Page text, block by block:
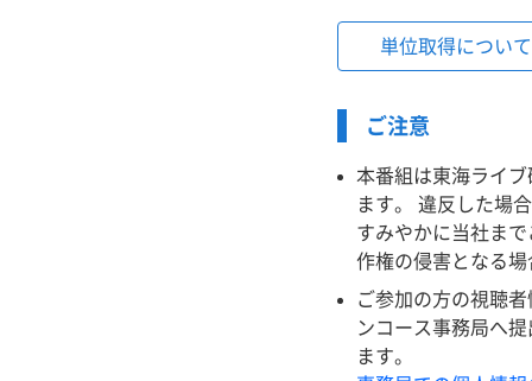
単位取得につい
ご注意
本番組は東海ライ
ます。 違反した場
すみやかに当社ま
作権の侵害となる
ご参加の方の視聴
ンコース事務局へ
ます。